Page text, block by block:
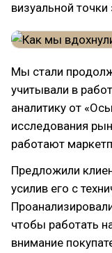
визуальной точки
Мы стали
учитывали в
аналитику от
исследования
работают
Предложили
усилив его с
чтобы работать
внимание